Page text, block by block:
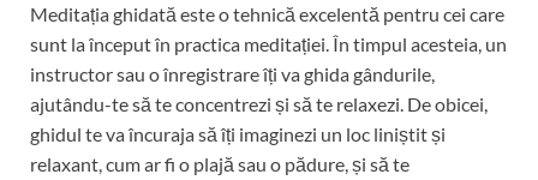
Meditația ghidată este o tehnică excelentă pentru cei care
sunt la început în practica meditației. În timpul acesteia, un
instructor sau o înregistrare îți va ghida gândurile,
ajutându-te să te concentrezi și să te relaxezi. De obicei,
ghidul te va încuraja să îți imaginezi un loc liniștit și
relaxant, cum ar fi o plajă sau o pădure, și să te